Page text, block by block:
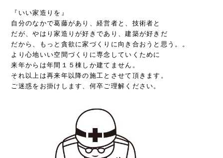
『いい家造りを』
自分のなかで葛藤があり、経営者と、技術者と
だが、やはり家造りが好きであり、建築が好きだ
だから、もっと貪欲に家づくりに向き合おうと思う。。
より心地いい空間づくりに専念していくために
来年からは年間１５棟しか建てません。
それ以上は再来年以降の施工とさせて頂きます。
ご迷惑をお掛けします、何卒ご理解ください。